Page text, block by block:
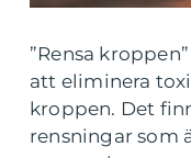
”Rensa
att eliminera
kroppen. Det
rensningar som